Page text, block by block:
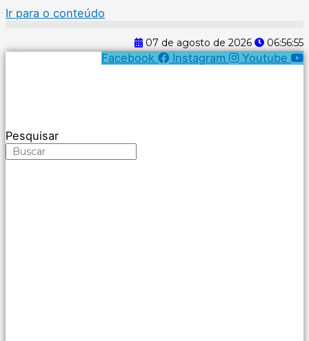
Ir para o conteúdo
07 de agosto de 2026 06:56:56
Facebook Instagram Youtube
Pesquisar